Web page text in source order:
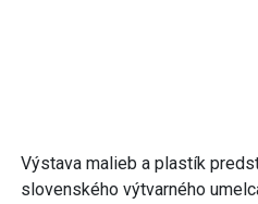
Výstava malieb a plastík
slovenského výtvarného